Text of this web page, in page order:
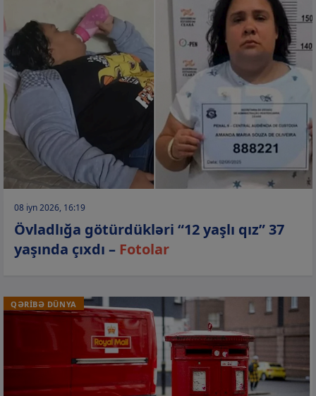
08 iyn 2026, 16:19
Övladlığa götürdükləri “12 yaşlı qız” 37
yaşında çıxdı – Fotolar
QƏRİBƏ DÜNYA